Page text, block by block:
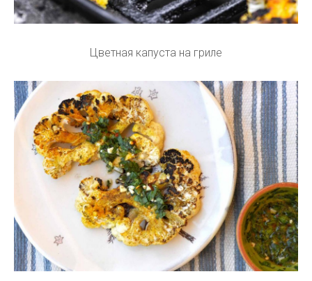
Цветная капуста на гриле